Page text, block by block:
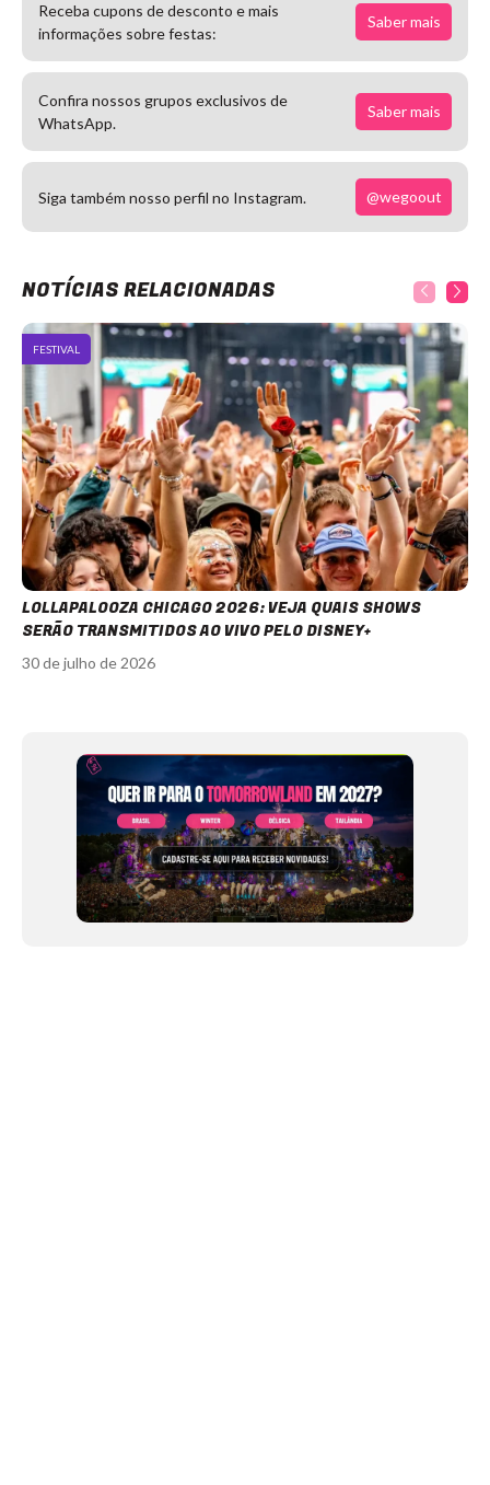
Receba cupons de desconto e mais
informações sobre festas:
Saber mais
Confira nossos grupos exclusivos de
WhatsApp.
Saber mais
Siga também nosso perfil no Instagram. @wegoout
NOTÍCIAS RELACIONADAS
FESTIVAL
LOLLAPALOOZA CHICAGO 2026: VEJA QUAIS SHOWS
SERÃO TRANSMITIDOS AO VIVO PELO DISNEY+
30 de julho de 2026